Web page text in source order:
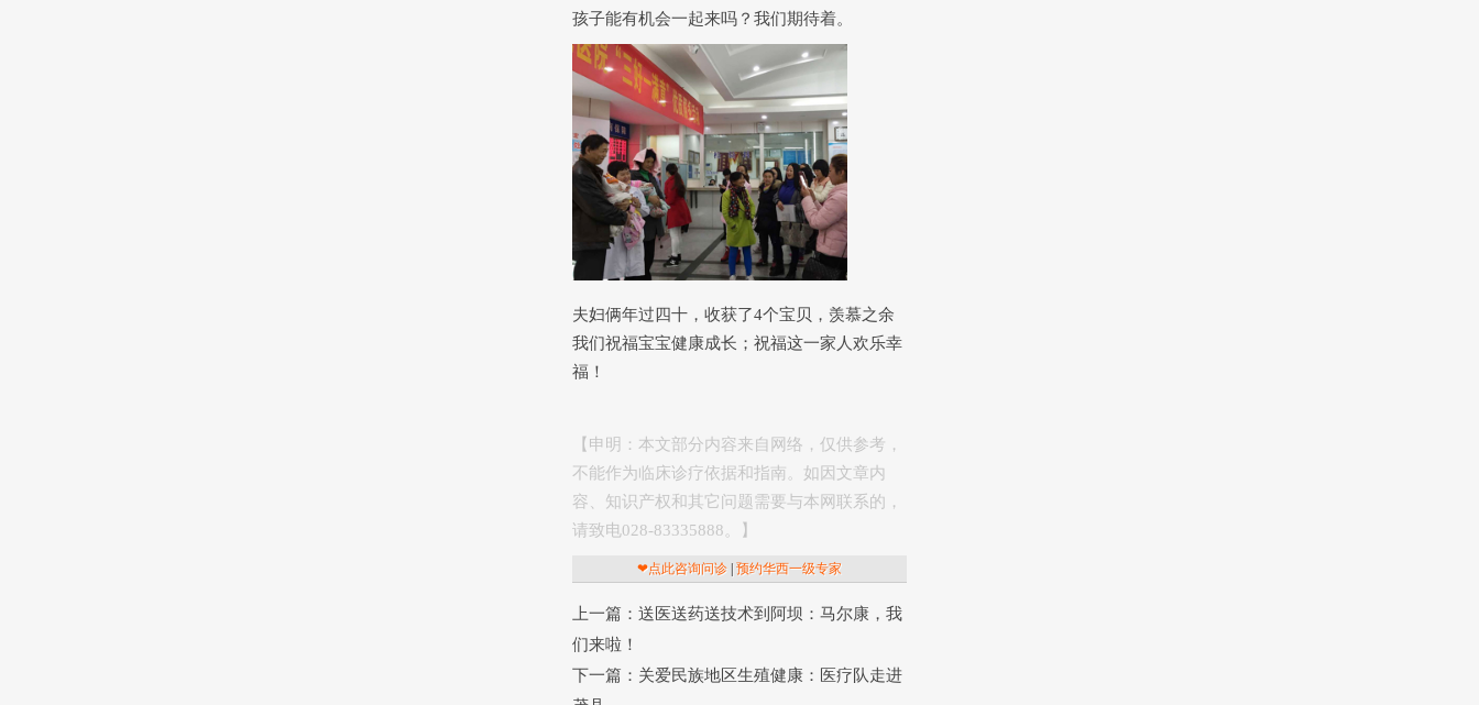
孩子能有机会一起来吗？我们期待着。
夫妇俩年过四十，收获了4个宝贝，羡慕之余
我们祝福宝宝健康成长；祝福这一家人欢乐幸
福！
【申明：本文部分内容来自网络，仅供参考，
不能作为临床诊疗依据和指南。如因文章内
容、知识产权和其它问题需要与本网联系的，
请致电028-83335888。】
❤点此咨询问诊 预约华西一级专家
上一篇：送医送药送技术到阿坝：马尔康，我
们来啦！
下一篇：关爱民族地区生殖健康：医疗队走进